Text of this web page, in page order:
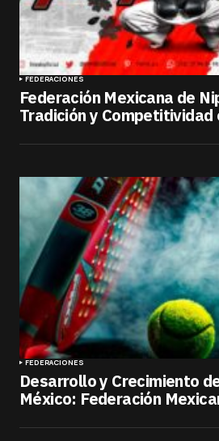
FEDERACIONES
Federación Mexicana de
Tradición y Competitividad
FEDERACIONES
Desarrollo y Crecimiento
México: Federación